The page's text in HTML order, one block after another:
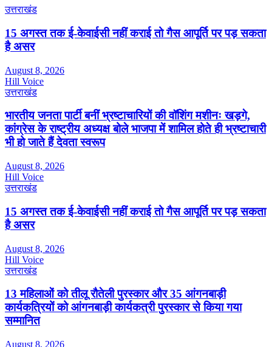
उत्तराखंड
15 अगस्त तक ई-केवाईसी नहीं कराई तो गैस आपूर्ति पर पड़ सकता
है असर
August 8, 2026
Hill Voice
उत्तराखंड
भारतीय जनता पार्टी बनीं भ्रष्टाचारियों की वॉशिंग मशीनः खड़गे,
कांग्रेस के राष्ट्रीय अध्यक्ष बोले भाजपा में शामिल होते ही भ्रष्टाचारी
भी हो जाते हैं देवता स्वरूप
August 8, 2026
Hill Voice
उत्तराखंड
15 अगस्त तक ई-केवाईसी नहीं कराई तो गैस आपूर्ति पर पड़ सकता
है असर
August 8, 2026
Hill Voice
उत्तराखंड
13 महिलाओं को तीलू रौतेली पुरस्कार और 35 आंगनबाड़ी
कार्यकत्रियों को आंगनबाड़ी कार्यकत्री पुरस्कार से किया गया
सम्मानित
August 8, 2026